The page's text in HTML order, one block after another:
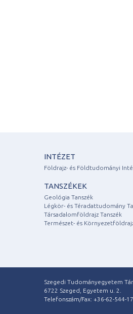
INTÉZET
Földrajz- és Földtudományi
TANSZÉKEK
Geológia Tanszék
Légkör- és Téradattudomány
Társadalomföldrajz Tanszék
Természet- és
Szegedi Tudományegyetem
6722 Szeged, Egyetem u. 2.
Telefonszám/Fax: +36-62-544-